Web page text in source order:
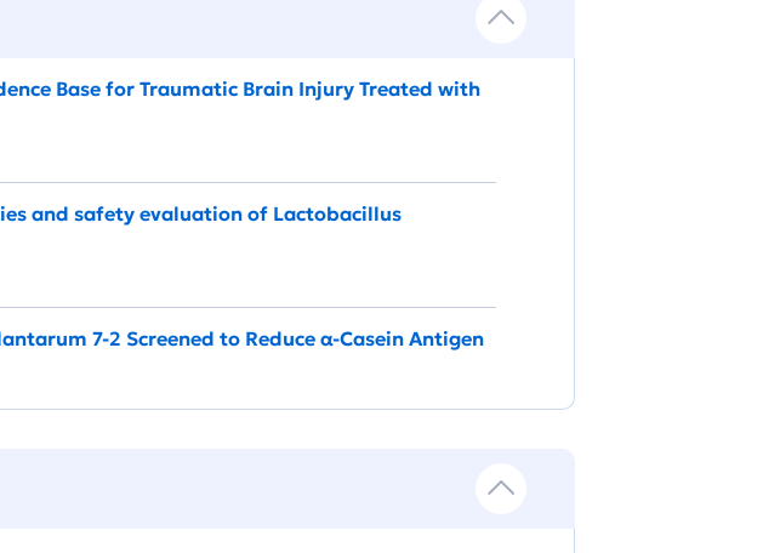
Base for Traumatic Brain Injury Treated with
and safety evaluation of Lactobacillus
7-2 Screened to Reduce α-Casein Antigen